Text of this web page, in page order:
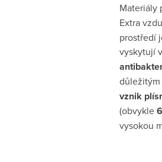
Materiály
Extra
prostředí
vyskytují
důležitým
vznik
(obvykle
vysokou